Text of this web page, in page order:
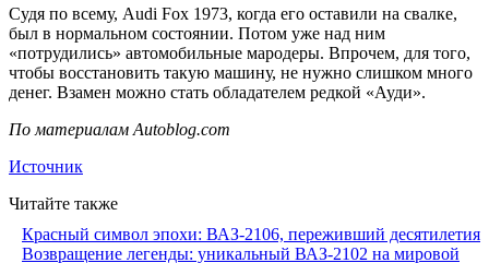
Судя по всему, Audi Fox 1973, когда его оставили на свалке,
был в нормальном состоянии. Потом уже над ним
«потрудились» автомобильные мародеры. Впрочем, для того,
чтобы восстановить такую машину, не нужно слишком много
денег. Взамен можно стать обладателем редкой «Ауди».
По материалам Autoblog.com
Источник
Читайте также
Красный символ эпохи: ВАЗ-2106, переживший десятилетия
Возвращение легенды: уникальный ВАЗ-2102 на мировой